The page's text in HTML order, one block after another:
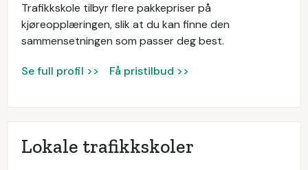
Trafikkskole tilbyr flere pakkepriser på
kjøreopplæringen, slik at du kan finne den
sammensetningen som passer deg best.
Se full profil >> Få pristilbud >>
Lokale trafikkskoler